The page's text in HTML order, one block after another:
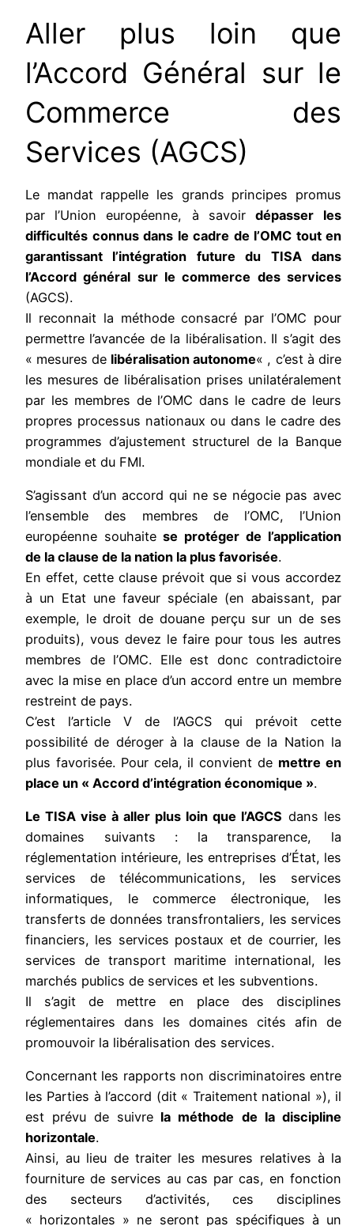
Aller plus loin que
l’Accord Général sur le
Commerce des
Services (AGCS)
Le mandat rappelle les grands principes promus
par l’Union européenne, à savoir dépasser les
difficultés connus dans le cadre de l’OMC tout en
garantissant l’intégration future du TISA dans
l’Accord général sur le commerce des services
(AGCS).
Il reconnait la méthode consacré par l’OMC pour
permettre l’avancée de la libéralisation. Il s’agit des
« mesures de libéralisation autonome« , c’est à dire
les mesures de libéralisation prises unilatéralement
par les membres de l’OMC dans le cadre de leurs
propres processus nationaux ou dans le cadre des
programmes d’ajustement structurel de la Banque
mondiale et du FMI.
S’agissant d’un accord qui ne se négocie pas avec
l’ensemble des membres de l’OMC, l’Union
européenne souhaite se protéger de l’application
de la clause de la nation la plus favorisée.
En effet, cette clause prévoit que si vous accordez
à un Etat une faveur spéciale (en abaissant, par
exemple, le droit de douane perçu sur un de ses
produits), vous devez le faire pour tous les autres
membres de l’OMC. Elle est donc contradictoire
avec la mise en place d’un accord entre un membre
restreint de pays.
C’est l’article V de l’AGCS qui prévoit cette
possibilité de déroger à la clause de la Nation la
plus favorisée. Pour cela, il convient de mettre en
place un « Accord d’intégration économique ».
Le TISA vise à aller plus loin que l’AGCS dans les
domaines suivants : la transparence, la
réglementation intérieure, les entreprises d’État, les
services de télécommunications, les services
informatiques, le commerce électronique, les
transferts de données transfrontaliers, les services
financiers, les services postaux et de courrier, les
services de transport maritime international, les
marchés publics de services et les subventions.
Il s’agit de mettre en place des disciplines
réglementaires dans les domaines cités afin de
promouvoir la libéralisation des services.
Concernant les rapports non discriminatoires entre
les Parties à l’accord (dit « Traitement national »), il
est prévu de suivre la méthode de la discipline
horizontale.
Ainsi, au lieu de traiter les mesures relatives à la
fourniture de services au cas par cas, en fonction
des secteurs d’activités, ces disciplines
« horizontales » ne seront pas spécifiques à un